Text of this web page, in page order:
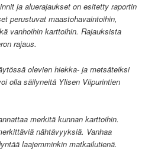
ja aluerajaukset on esitetty raportin
perustuvat maastohavaintoihin,
vanhoihin karttoihin. Rajauksista
rajaus.
olevien hiekka- ja metsäteiksi
olla säilyneitä Ylisen Viipurintien
merkitä kunnan karttoihin.
nähtävyyksiä. Vanhaa
laajemminkin matkailutienä.